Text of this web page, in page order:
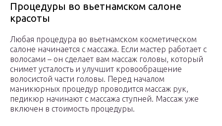
Процедуры во вьетнамском салоне
красоты
Любая процедура во вьетнамском косметическом
салоне начинается с массажа. Если мастер работает с
волосами – он сделает вам массаж головы, который
снимет усталость и улучшит кровообращение
волосистой части головы. Перед началом
маникюрных процедур проводится массаж рук,
педикюр начинают с массажа ступней. Массаж уже
включен в стоимость процедуры.